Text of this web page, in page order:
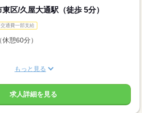
区/久屋大通駅（徒歩 5分）
交通費一部支給
憩60分）
もっと見る
求人詳細を見る